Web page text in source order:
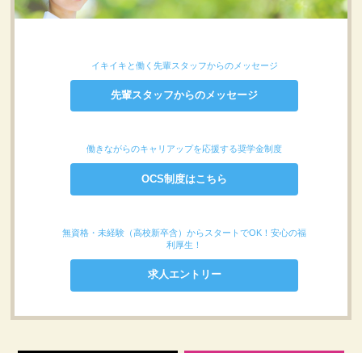
イキイキと働く先輩スタッフからのメッセージ
先輩スタッフからのメッセージ
働きながらのキャリアップを応援する奨学金制度
OCS制度はこちら
無資格・未経験（高校新卒含）からスタートでOK！安心の福
利厚生！
求人エントリー